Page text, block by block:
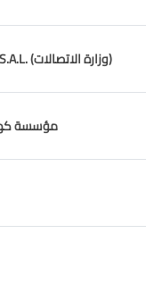
Mobile Interim Company No.2 S.A.L. (وزارة الاتصالات)
مؤسسة